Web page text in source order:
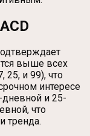
выше всех
25, и 99), что
интересе
дневной и 25-
что
тренда.